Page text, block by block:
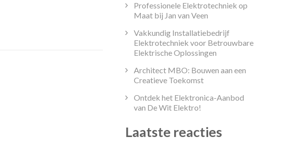
Tandartspraktijk
Professionele Elektrotechniek op
Maat bij Jan van Veen
Vakkundig Installatiebedrijf
Elektrotechniek voor Betrouwbare
Elektrische Oplossingen
Architect MBO: Bouwen aan een
Creatieve Toekomst
Ontdek het Elektronica-Aanbod
van De Wit Elektro!
Laatste reacties